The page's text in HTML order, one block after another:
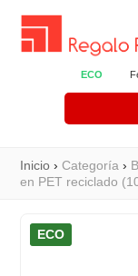
ECO
Inicio ›Categoría ›
en PET reciclado
ECO